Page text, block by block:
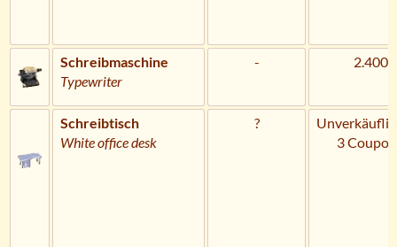
Schreibmaschine
Typewriter
- 2.400
Schreibtisch
White office desk
?
3